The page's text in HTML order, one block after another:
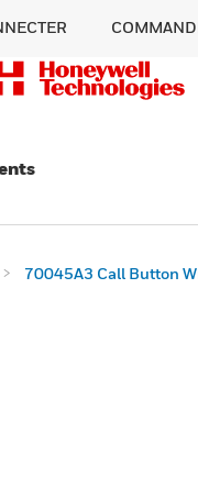
70045A3 Call Button